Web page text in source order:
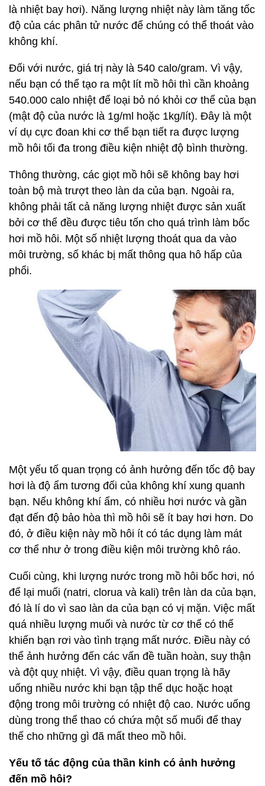
là nhiệt bay hơi). Năng lượng nhiệt này làm tăng tốc
độ của các phân tử nước để chúng có thể thoát vào
không khí.
Đối với nước, giá trị này là 540 calo/gram. Vì vậy,
nếu bạn có thể tạo ra một lít mồ hôi thì cần khoảng
540.000 calo nhiệt để loại bỏ nó khỏi cơ thể của bạn
(mật độ của nước là 1g/ml hoặc 1kg/lít). Đây là một
ví dụ cực đoan khi cơ thể bạn tiết ra được lượng
mồ hôi tối đa trong điều kiện nhiệt độ bình thường.
Thông thường, các giọt mồ hôi sẽ không bay hơi
toàn bộ mà trượt theo làn da của bạn. Ngoài ra,
không phải tất cả năng lượng nhiệt được sản xuất
bởi cơ thể đều được tiêu tốn cho quá trình làm bốc
hơi mồ hôi. Một số nhiệt lượng thoát qua da vào
môi trường, số khác bị mất thông qua hô hấp của
phổi.
Một yếu tố quan trọng có ảnh hưởng đến tốc độ bay
hơi là độ ẩm tương đối của không khí xung quanh
bạn. Nếu không khí ẩm, có nhiều hơi nước và gần
đạt đến độ bảo hòa thì mồ hôi sẽ ít bay hơi hơn. Do
đó, ở điều kiện này mồ hôi ít có tác dụng làm mát
cơ thể như ở trong điều kiện môi trường khô ráo.
Cuối cùng, khi lượng nước trong mồ hôi bốc hơi, nó
để lại muối (natri, clorua và kali) trên làn da của bạn,
đó là lí do vì sao làn da của bạn có vị mặn. Việc mất
quá nhiều lượng muối và nước từ cơ thể có thể
khiến bạn rơi vào tình trạng mất nước. Điều này có
thể ảnh hưởng đến các vấn đề tuần hoàn, suy thận
và đột quỵ nhiệt. Vì vậy, điều quan trọng là hãy
uống nhiều nước khi bạn tập thể dục hoặc hoạt
động trong môi trường có nhiệt độ cao. Nước uống
dùng trong thể thao có chứa một số muối để thay
thế cho những gì đã mất theo mồ hôi.
Yếu tố tác động của thần kinh có ảnh hưởng
đến mồ hôi?